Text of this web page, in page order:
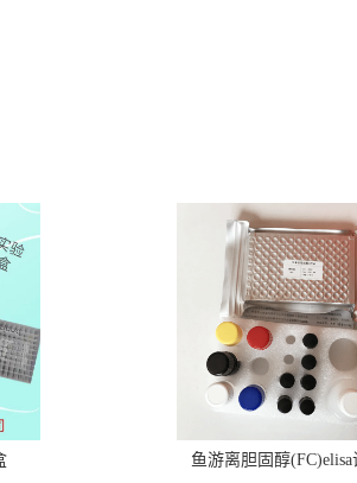
鱼游离胆固醇